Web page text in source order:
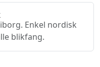
Enkel nordisk
blikfang.